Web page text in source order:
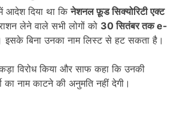
आदेश दिया था किनेशनल फ़ूड सिक्योरिटी एक्ट
लेने वाले सभी लोगों को 30सितंबर तक e-
बिना उनका नाम लिस्ट से हट सकता है।
विरोध किया और साफ कहा कि उनकी
का नाम काटने की अनुमति नहीं देगी।